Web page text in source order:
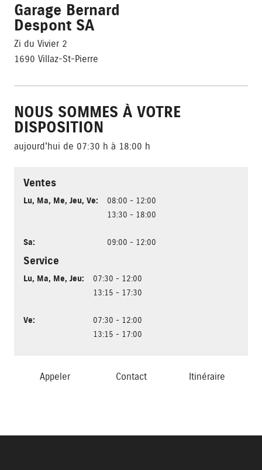
Garage Bernard
Despont SA
Zi du Vivier 2
1690 Villaz-St-Pierre
NOUS SOMMES À VOTRE
DISPOSITION
aujourd'hui de 07:30 h à 18:00 h
Ventes
Lu, Ma, Me, Jeu, Ve:
08:00 - 12:00
13:30 - 18:00
Sa: 09:00 - 12:00
Service
Lu, Ma, Me, Jeu:
07:30 - 12:00
13:15 - 17:30
Ve:
07:30 - 12:00
13:15 - 17:00
Appeler Contact Itinéraire